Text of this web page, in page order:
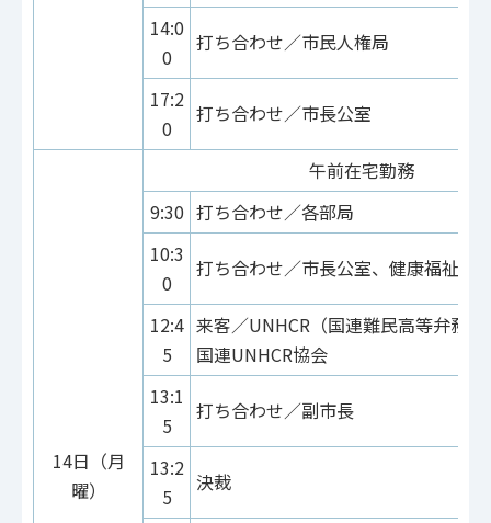
14:0
0
打ち合わせ／市民人権局
17:2
0
打ち合わせ／市長公室
14日（月
曜）
午前在宅勤務
9:30 打ち合わせ／各部局
10:3
0
打ち合わせ／市長公室、健康福祉局
12:4
5
来客／UNHCR（国連難民高等弁務
国連UNHCR協会
13:1
5
打ち合わせ／副市長
13:2
5
決裁